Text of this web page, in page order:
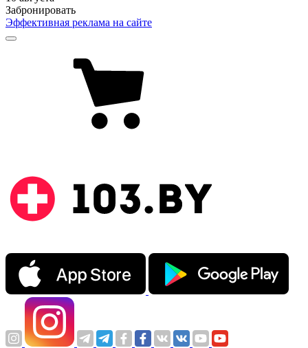
Забронировать
Эффективная реклама на сайте